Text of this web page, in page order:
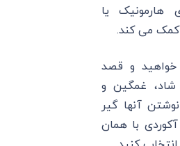
هارمونیک یا
می ‌کند.
و قصد
غمگین و
نوشتن آنها گیر
با همان